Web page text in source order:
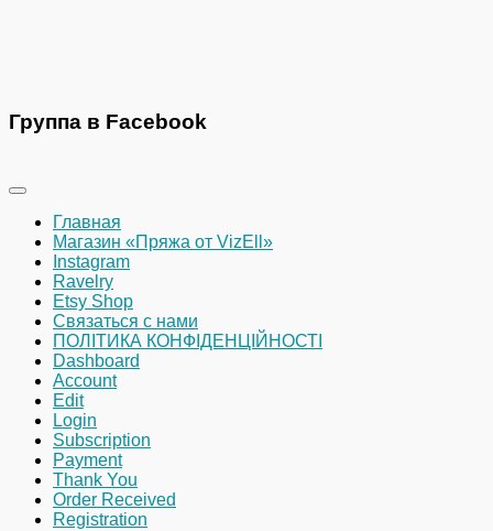
Группа в Facebook
Главная
Магазин «Пряжа от VizEll»
Instagram
Ravelry
Etsy Shop
Связаться с нами
ПОЛІТИКА КОНФІДЕНЦІЙНОСТІ
Dashboard
Account
Edit
Login
Subscription
Payment
Thank You
Order Received
Registration